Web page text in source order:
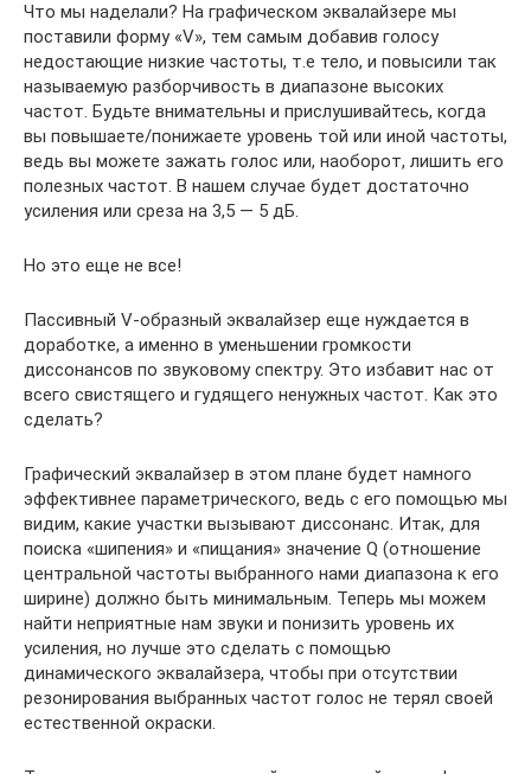
Что мы наделали? На графическом эквалайзере мы
поставили форму «V», тем самым добавив голосу
недостающие низкие частоты, т.е тело, и повысили так
называемую разборчивость в диапазоне высоких
частот. Будьте внимательны и прислушивайтесь, когда
вы повышаете/понижаете уровень той или иной частоты,
ведь вы можете зажать голос или, наоборот, лишить его
полезных частот. В нашем случае будет достаточно
усиления или среза на 3,5 — 5 дБ.
Но это еще не все!
Пассивный V-образный эквалайзер еще нуждается в
доработке, а именно в уменьшении громкости
диссонансов по звуковому спектру. Это избавит нас от
всего свистящего и гудящего ненужных частот. Как это
сделать?
Графический эквалайзер в этом плане будет намного
эффективнее параметрического, ведь с его помощью мы
видим, какие участки вызывают диссонанс. Итак, для
поиска «шипения» и «пищания» значение Q (отношение
центральной частоты выбранного нами диапазона к его
ширине) должно быть минимальным. Теперь мы можем
найти неприятные нам звуки и понизить уровень их
усиления, но лучше это сделать с помощью
динамического эквалайзера, чтобы при отсутствии
резонирования выбранных частот голос не терял своей
естественной окраски.